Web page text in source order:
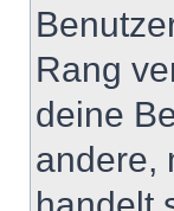
Rang
deine
andere,